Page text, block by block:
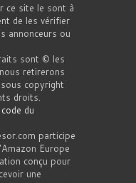
ce site le sont à
de les vérifier
annonceurs ou
sont © les
retirerons
copyright
droits.
du
participe
Europe
conçu pour
une